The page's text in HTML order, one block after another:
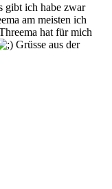
gibt ich habe zwar
am meisten ich
hat für mich
Grüsse aus der